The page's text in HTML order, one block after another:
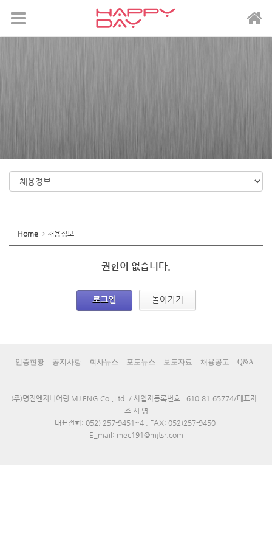
메뉴 건너뛰기
Home 채용정보
권한이 없습니다.
로그인 돌아가기
인증현황 공지사항 회사뉴스 포토뉴스 보도자료 채용공고 Q&A
(주)명진엔지니어링 MJ ENG Co.,Ltd. / 사업자등록번호 : 610-81-65774/대표자 :
조 시 영
대표전화: 052) 257-9451~4 , FAX: 052)257-9450
E_mail: mec191@mjtsr.com